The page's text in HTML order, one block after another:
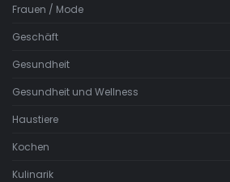
Frauen / Mode
Geschäft
Gesundheit
Gesundheit und Wellness
Haustiere
Kochen
Kulinarik